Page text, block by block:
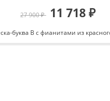
27 900 ₽ 11 718 ₽